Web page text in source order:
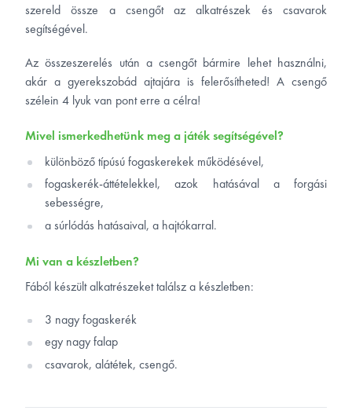
szereld össze a csengőt az alkatrészek és csavarok
segítségével.
Az összeszerelés után a csengőt bármire lehet használni,
akár a gyerekszobád ajtajára is felerősítheted! A csengő
szélein 4 lyuk van pont erre a célra!
Mivel ismerkedhetünk meg a játék segítségével?
különböző típúsú fogaskerekek működésével,
fogaskerék-áttételekkel, azok hatásával a forgási
sebességre,
a súrlódás hatásaival, a hajtókarral.
Mi van a készletben?
Fából készült alkatrészeket találsz a készletben:
3 nagy fogaskerék
egy nagy falap
csavarok, alátétek, csengő.